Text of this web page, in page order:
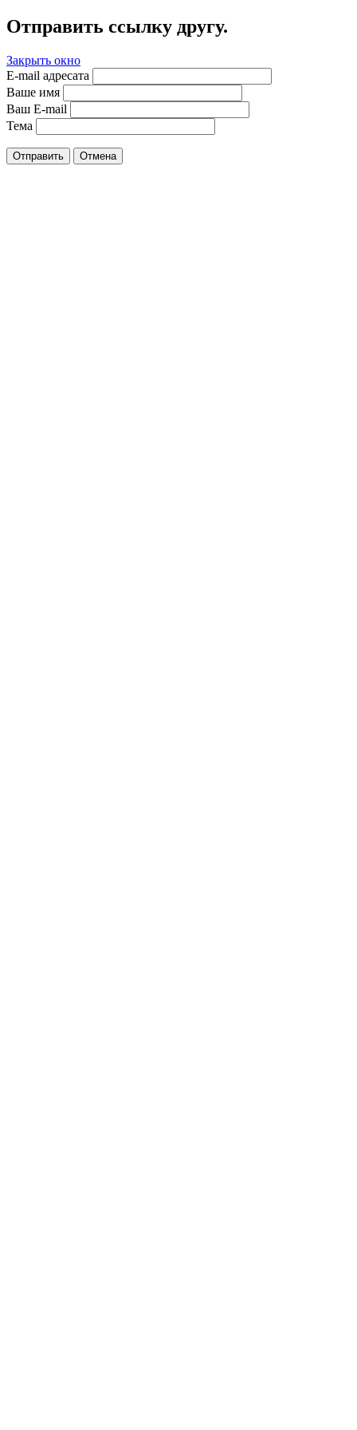
Отправить ссылку другу.
Закрыть окно
E-mail адресата
Ваше имя
Ваш E-mail
Тема
Отправить Отмена